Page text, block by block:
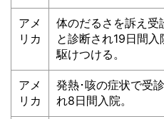
アメ
リカ
体のだるさを訴え受
と診断され19日間
駆けつける。
アメ
リカ
発熱･咳の症状で受
れ8日間入院。